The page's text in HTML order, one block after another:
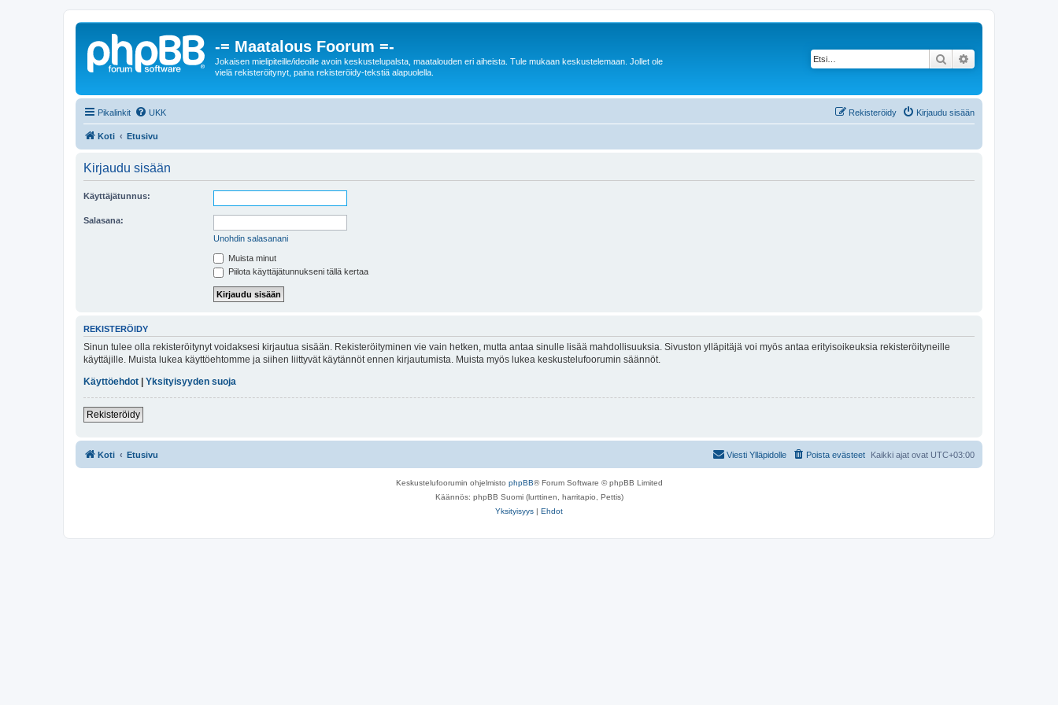
-= Maatalous Foorum =-
Jokaisen mielipiteille/ideoille avoin keskustelupalsta, maatalouden eri aiheista. Tule mukaan keskustelemaan. Jollet ole
vielä rekisteröitynyt, paina rekisteröidy-tekstiä alapuolella.
Etsi
Pikalinkit UKK Kirjaudu sisään
Rekisteröidy
Koti Etusivu
Kirjaudu sisään
Käyttäjätunnus:
Salasana:
Unohdin salasanani
Muista minut
Piilota käyttäjätunnukseni tällä kertaa
REKISTERÖIDY
Sinun tulee olla rekisteröitynyt voidaksesi kirjautua sisään. Rekisteröityminen vie vain hetken, mutta antaa sinulle lisää mahdollisuuksia. Sivuston ylläpitäjä voi myös antaa erityisoikeuksia rekisteröityneille
käyttäjille. Muista lukea käyttöehtomme ja siihen liittyvät käytännöt ennen kirjautumista. Muista myös lukea keskustelufoorumin säännöt.
Käyttöehdot
Yksityisyyden suoja
Rekisteröidy
Koti Etusivu Kaikki ajat ovat UTC+03:00
Poista evästeet
Viesti Ylläpidolle
Keskustelufoorumin ohjelmisto phpBB® Forum Software © phpBB Limited
Käännös: phpBB Suomi (lurttinen, harritapio, Pettis)
Yksityisyys | Ehdot